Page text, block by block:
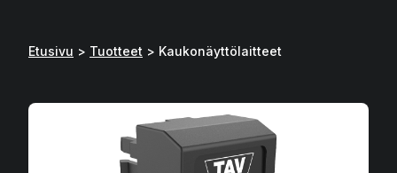
Etusivu > Tuotteet > Kaukonäyttölaitteet